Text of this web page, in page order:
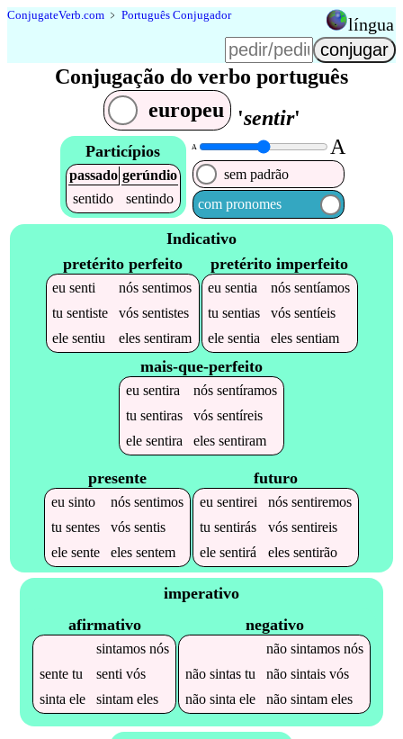
ConjugateVerb.com ﹥ Português Conjugador língua
Conjugação do verbo português
europeu
'sentir'
Particípios
passado gerúndio
sentido
sentindo
A A
sem padrão
com pronomes
Indicativo
pretérito perfeito
eusenti nóssentimos
tusentiste vóssentistes
elesentiu elessentiram
pretérito imperfeito
eusentia nóssentíamos
tusentias vóssentíeis
elesentia elessentiam
mais-que-perfeito
eu sentira nós sentíramos
tu sentiras vós sentíreis
ele sentira eles sentiram
presente
eu sinto nós sentimos
tu sentes vós sentis
ele sente eles sentem
futuro
eu sentirei nós sentiremos
tu sentirás vós sentireis
ele sentirá eles sentirão
imperativo
afirmativo
sintamosnós
sentetu senti vós
sinta ele sintameles
negativo
não sintamosnós
não sintastu não sintaisvós
não sinta ele não sintameles